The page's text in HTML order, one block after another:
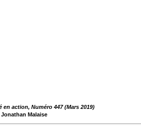
en action, Numéro 447 (Mars 2019)
Jonathan Malaise